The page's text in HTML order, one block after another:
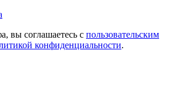
вы соглашаетесь с пользовательским
конфиденциальности.